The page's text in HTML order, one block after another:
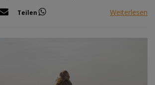
Teilen Weiterlesen